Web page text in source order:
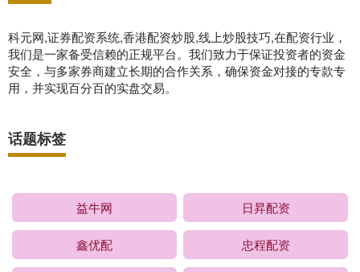
科元网,证券配资系统,香港配资炒股,线上炒股技巧,在配资行业，
我们是一家备受信赖的正规平台。我们致力于保证投资者的资金
安全，与多家券商建立长期的合作关系，确保资金对接的专款专
用，并实现百分百的实盘交易。
话题标签
益牛网 日昇配资
鑫优配 忠程配资